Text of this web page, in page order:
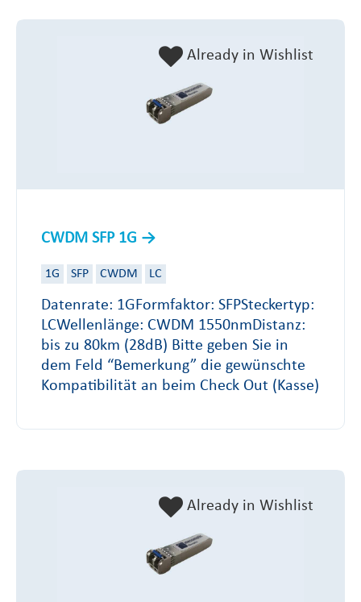
CWDM SFP 1G
1G SFP CWDM LC
Datenrate: 1GFormfaktor: SFPSteckertyp:
LCWellenlänge: CWDM 1550nmDistanz:
bis zu 80km (28dB) Bitte geben Sie in
dem Feld “Bemerkung” die gewünschte
Kompatibilität an beim Check Out (Kasse)
Already in Wishlist
Already in Wishlist